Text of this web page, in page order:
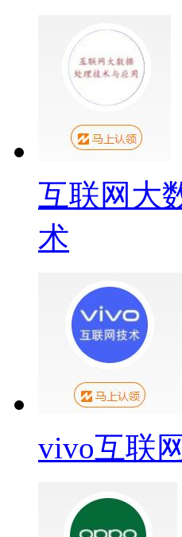
互联网大
术
vivo互联